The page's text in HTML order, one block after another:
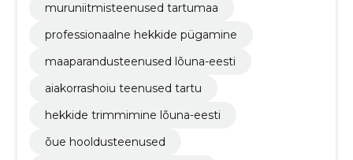
muruniitmisteenused tartumaa
professionaalne hekkide pügamine
maaparandusteenused lõuna-eesti
aiakorrashoiu teenused tartu
hekkide trimmimine lõuna-eesti
õue hooldusteenused